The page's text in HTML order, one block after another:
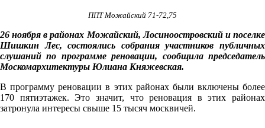
ППТ Можайский 71-72,75
26 ноября в районах Можайский, Лосиноостровский и поселке
Шишкин Лес, состоялись собрания участников публичных
слушаний по программе реновации, сообщила председатель
Москомархитектуры Юлиана Княжевская.
В программу реновации в этих районах были включены более
170 пятиэтажек. Это значит, что реновация в этих районах
затронула интересы свыше 15 тысяч москвичей.